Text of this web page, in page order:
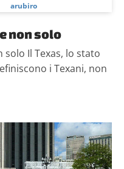
arubiro
non solo
solo Il Texas, lo stato
i Texani, non